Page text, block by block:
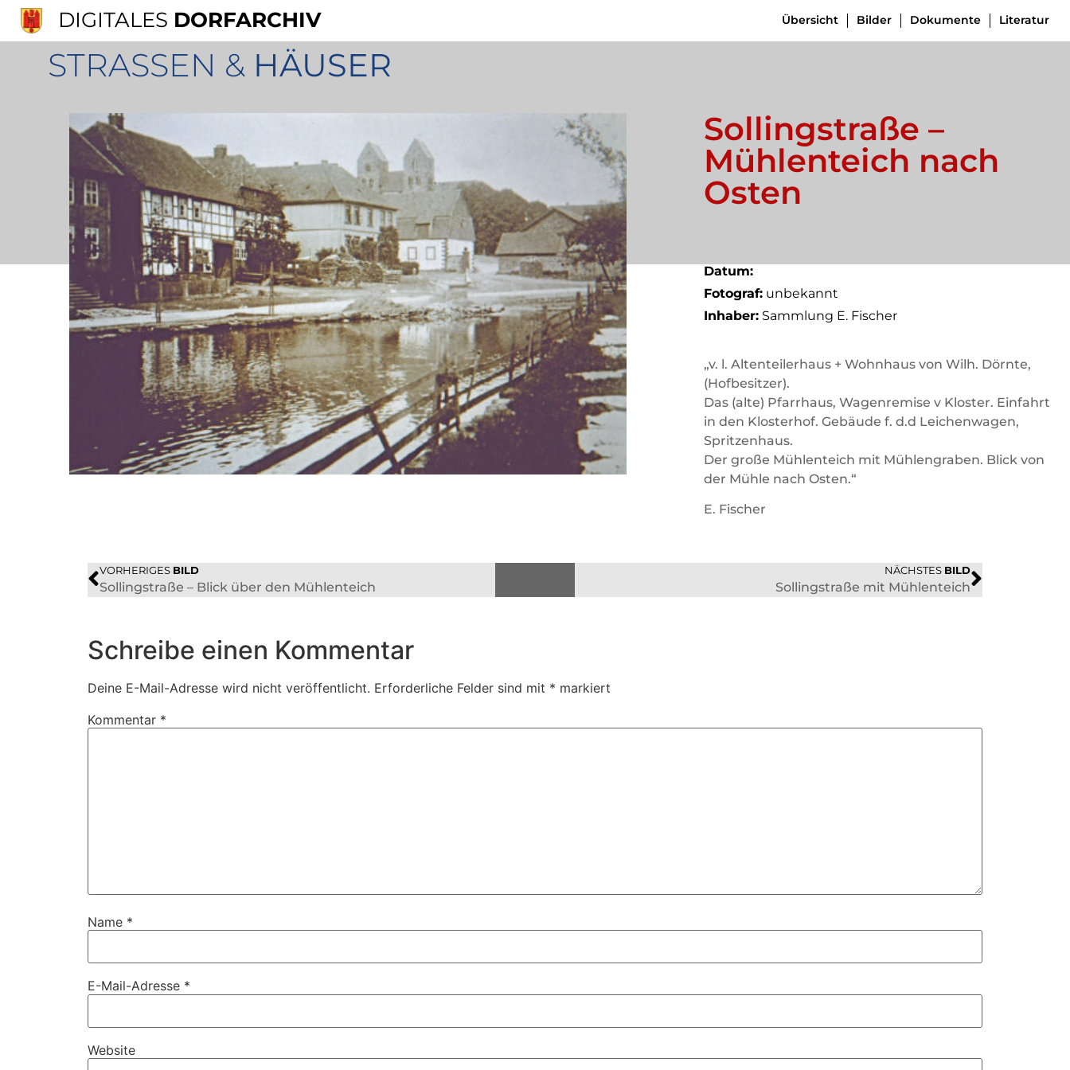
DIGITALES DORFARCHIV Übersicht Bilder Dokumente Literatur
STRASSEN & HÄUSER
Sollingstraße –
Mühlenteich nach
Osten
Datum:
Fotograf: unbekannt
Inhaber: Sammlung E. Fischer
„v. l. Altenteilerhaus + Wohnhaus von Wilh. Dörnte,
(Hofbesitzer).
Das (alte) Pfarrhaus, Wagenremise v Kloster. Einfahrt
in den Klosterhof. Gebäude f. d.d Leichenwagen,
Spritzenhaus.
Der große Mühlenteich mit Mühlengraben. Blick von
der Mühle nach Osten.“
E. Fischer
VORHERIGES BILD
Sollingstraße – Blick über den Mühlenteich
NÄCHSTES BILD
Sollingstraße mit Mühlenteich
Schreibe einen Kommentar
Deine E-Mail-Adresse wird nicht veröffentlicht. Erforderliche Felder sind mit * markiert
Kommentar *
Name *
E-Mail-Adresse *
Website